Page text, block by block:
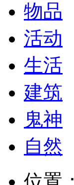
物品
活动
生活
建筑
鬼神
自然